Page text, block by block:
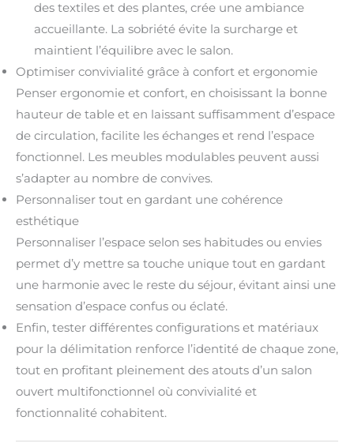
des textiles et des plantes, crée une ambiance
accueillante. La sobriété évite la surcharge et
maintient l’équilibre avec le salon.
Optimiser convivialité grâce à confort et ergonomie
Penser ergonomie et confort, en choisissant la bonne
hauteur de table et en laissant suffisamment d’espace
de circulation, facilite les échanges et rend l’espace
fonctionnel. Les meubles modulables peuvent aussi
s’adapter au nombre de convives.
Personnaliser tout en gardant une cohérence
esthétique
Personnaliser l’espace selon ses habitudes ou envies
permet d’y mettre sa touche unique tout en gardant
une harmonie avec le reste du séjour, évitant ainsi une
sensation d’espace confus ou éclaté.
Enfin, tester différentes configurations et matériaux
pour la délimitation renforce l’identité de chaque zone,
tout en profitant pleinement des atouts d’un salon
ouvert multifonctionnel où convivialité et
fonctionnalité cohabitent.